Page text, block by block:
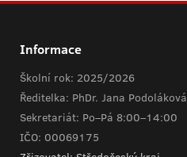
Informace
Školní rok: 2025/2026
Ředitelka: PhDr. Jana Podoláková
Sekretariát: Po–Pá 8:00–14:00
IČO: 00069175